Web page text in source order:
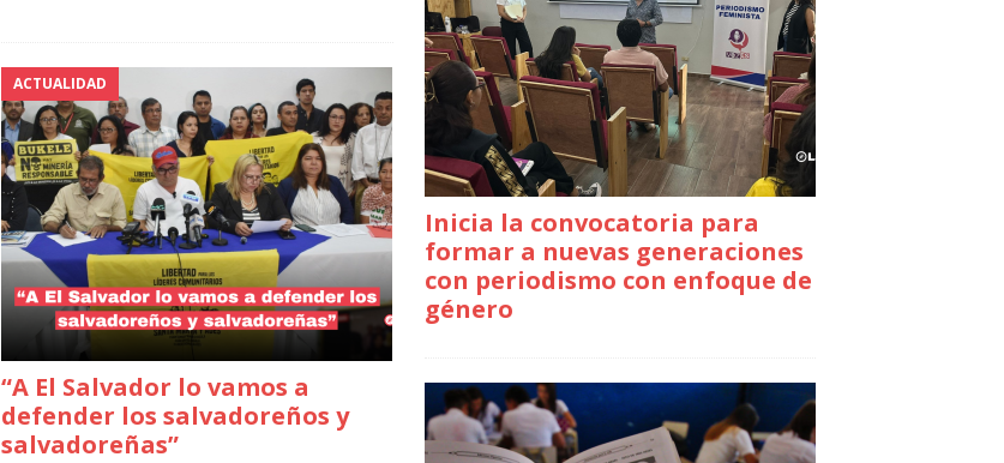
ACTUALIDAD
“A El Salvador lo vamos a
defender los salvadoreños y
salvadoreñas”
Inicia la convocatoria para
formar a nuevas generaciones
con periodismo con enfoque de
género